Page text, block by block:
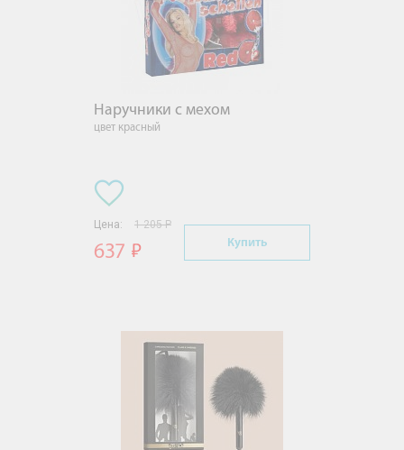
Наручники с мехом
цвет красный
Цена: 1 205 Р
637 Купить